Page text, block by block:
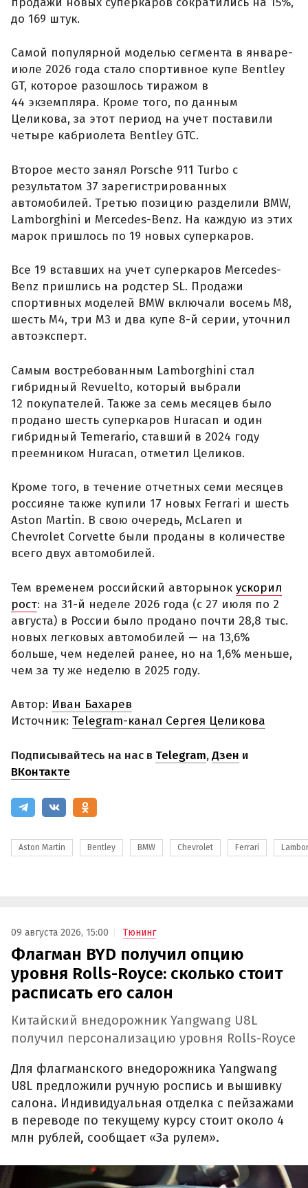
до 169 штук.
Самой популярной моделью сегмента в январе-
июле 2026 года стало спортивное купе Bentley
GT, которое разошлось тиражом в
44 экземпляра. Кроме того, по данным
Целикова, за этот период на учет поставили
четыре кабриолета Bentley GTC.
Второе место занял Porsche 911 Turbo с
результатом 37 зарегистрированных
автомобилей. Третью позицию разделили BMW,
Lamborghini и Mercedes-Benz. На каждую из этих
марок пришлось по 19 новых суперкаров.
Все 19 вставших на учет суперкаров Mercedes-
Benz пришлись на родстер SL. Продажи
спортивных моделей BMW включали восемь M8,
шесть M4, три M3 и два купе 8-й серии, уточнил
автоэксперт.
Самым востребованным Lamborghini стал
гибридный Revuelto, который выбрали
12 покупателей. Также за семь месяцев было
продано шесть суперкаров Huracan и один
гибридный Temerario, ставший в 2024 году
преемником Huracan, отметил Целиков.
Кроме того, в течение отчетных семи месяцев
россияне также купили 17 новых Ferrari и шесть
Aston Martin. В свою очередь, McLaren и
Chevrolet Corvette были проданы в количестве
всего двух автомобилей.
Тем временем российский авторынок ускорил
рост: на 31-й неделе 2026 года (с 27 июля по 2
августа) в России было продано почти 28,8 тыс.
новых легковых автомобилей — на 13,6%
больше, чем неделей ранее, но на 1,6% меньше,
чем за ту же неделю в 2025 году.
Автор: Иван Бахарев
Источник: Telegram-канал Сергея Целикова
Подписывайтесь на нас в Telegram,Дзен и
ВКонтакте
Aston Martin Bentley BMW Chevrolet Ferrari
09 августа 2026, 15:00 Тюнинг
Флагман BYD получил опцию
уровня Rolls-Royce: сколько стоит
расписать его салон
Китайский внедорожник Yangwang U8L
получил персонализацию уровня Rolls-Royce
Для флагманского внедорожника Yangwang
U8L предложили ручную роспись и вышивку
салона. Индивидуальная отделка с пейзажами
в переводе по текущему курсу стоит около 4
млн рублей, сообщает «За рулем».